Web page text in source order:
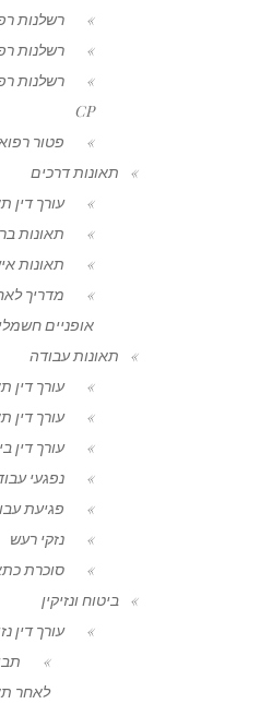
רשלנות
רשלנות
רשלנות
CP
פטור
תאונות דרכים
עורך דין
תאונות
תאונות
מדריך
אופניים
תאונות עבודה
עורך דין
עורך דין
עורך דין
נפגעי
פגיעת
נזקי רעש
סוכרת
ביטוח ונזיקין
עורך דין
לאחר